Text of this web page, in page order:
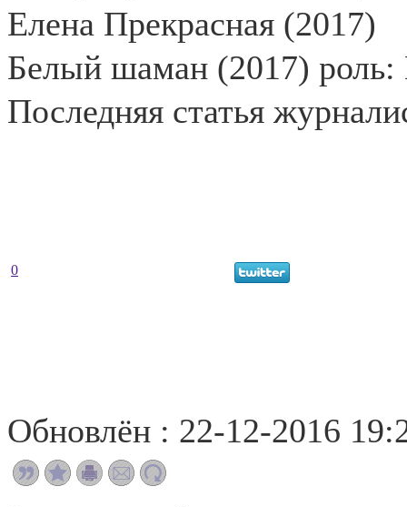
Елена Прекрасная (2017)
Белый шаман (2017) роль:
Последняя статья
0
Обновлён : 22-12-2016